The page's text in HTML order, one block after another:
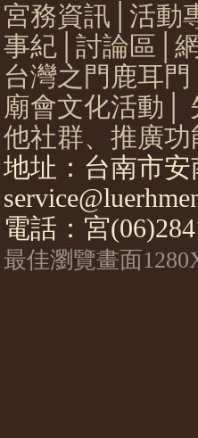
宮務資訊
活動
事紀
討論區
台灣之門鹿耳門
廟會文化活動
他社群、推廣功
地址：台南市
電話：宮
最佳瀏覽畫面